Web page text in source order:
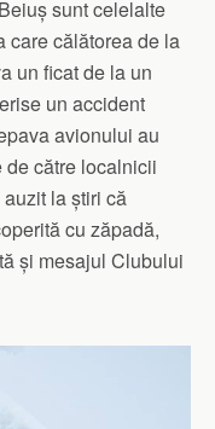
sunt celelalte
care călătorea de la
un ficat de la un
un accident
avionului au
de către localnicii
la știri că
cu zăpadă,
și mesajul Clubului